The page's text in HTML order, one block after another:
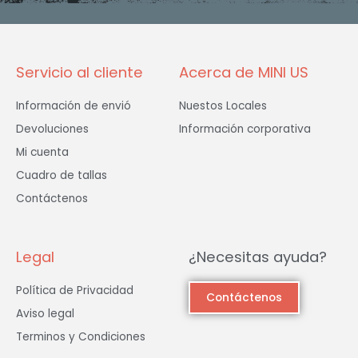
o
-
r
m
Servicio al cliente
Información de envió
Devoluciones
Mi cuenta
Cuadro de tallas
Contáctenos
Acerca de MINI US
Nuestos Locales
Información corporativa
Legal
Política de Privacidad
Aviso legal
Terminos y Condiciones
¿Necesitas ayuda?
Contáctenos